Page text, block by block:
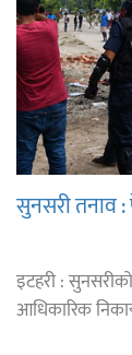
सुनसरी तनाव :
इटहरी :
आधिकारिक